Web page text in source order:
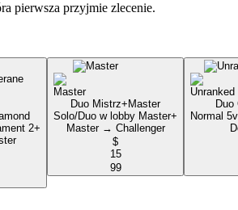
pierwsza przyjmie zlecenie.
2+
Duo Mistrz+ Master
Solo/Duo w lobby Master+
Master → Challenger
$
15
99
Duo
Normal